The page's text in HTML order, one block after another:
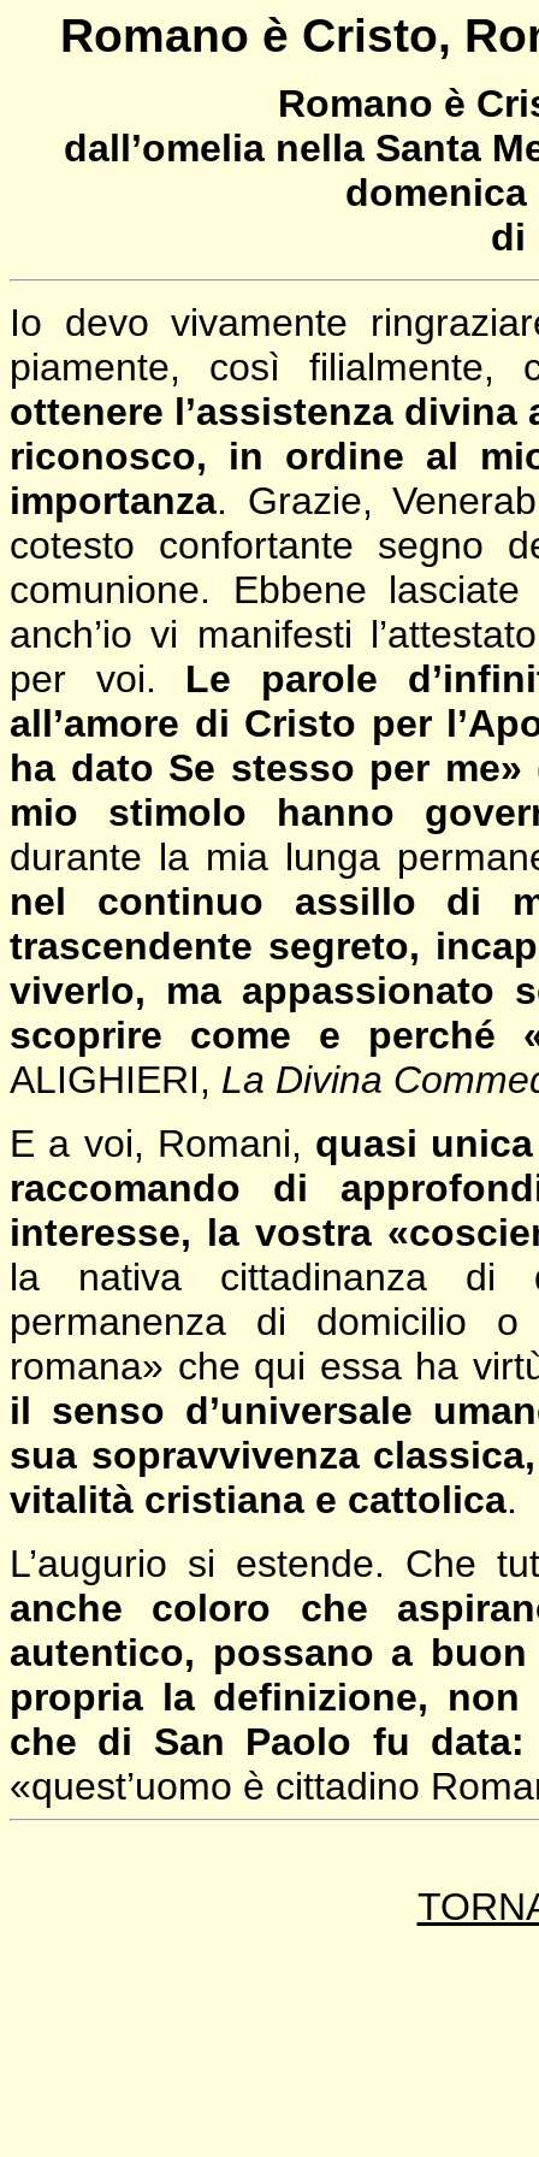
Romano è Cristo,
Romano è
dall’omelia nella Santa
domenica
di
Io devo vivamente
piamente, così filialmente,
ottenere l’assistenza
riconosco, in ordine al
importanza. Grazie,
cotesto confortante segno
comunione. Ebbene
anch’io vi manifesti
per voi. Le parole
all’amore di Cristo per
ha dato Se stesso per me»
mio stimolo hanno
durante la mia lunga
nel continuo assillo di
trascendente segreto,
viverlo, ma appassionato
scoprire come e perché
ALIGHIERI, La Divina
E a voi, Romani, quasi
raccomando di
interesse, la vostra
la nativa cittadinanza di
permanenza di domicilio o
romana» che qui essa ha
il senso d’universale
sua sopravvivenza
vitalità cristiana e cattolica.
L’augurio si estende. Che
anche coloro che
autentico, possano a
propria la definizione,
che di San Paolo fu
«quest’uomo è cittadino